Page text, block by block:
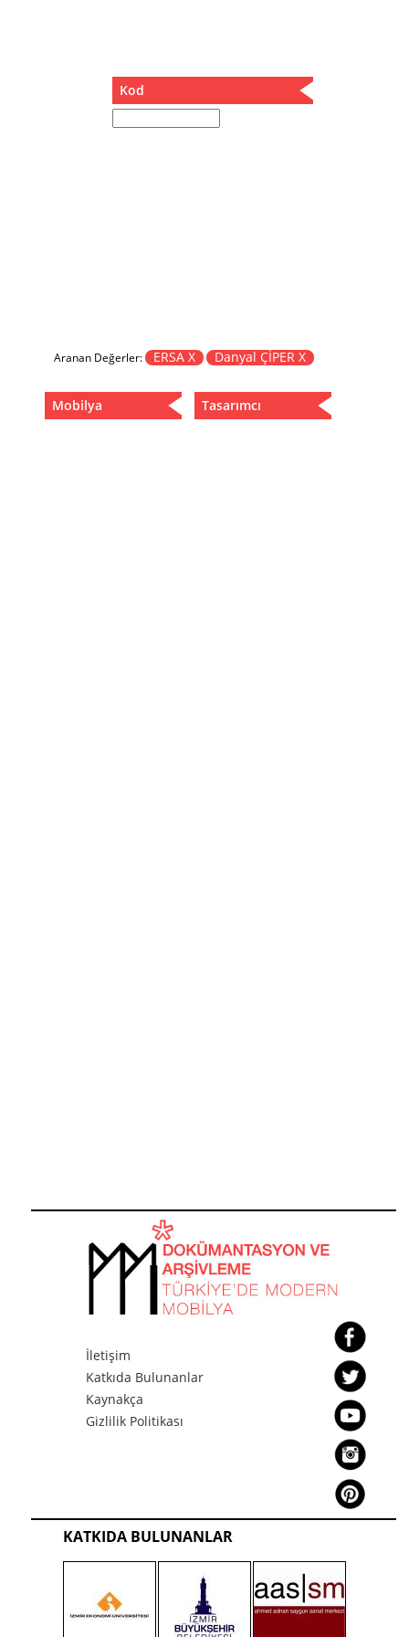
Separatör
Kod
Aranan Değerler: ERSA X Danyal ÇİPER X
Mobilya Tasarımcı
İletişim
Katkıda Bulunanlar
Kaynakça
Gizlilik Politikası
KATKIDA BULUNANLAR